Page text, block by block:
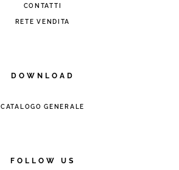
CONTATTI
RETE VENDITA
DOWNLOAD
CATALOGO GENERALE
FOLLOW US